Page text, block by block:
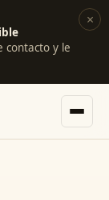
contacto y le
×